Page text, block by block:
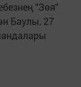
"Зөя"
Баулы, 27